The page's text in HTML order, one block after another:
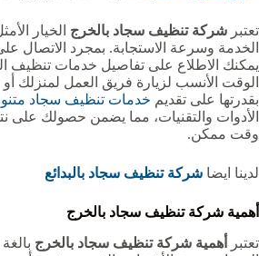
تعتبر شركة تنظيف سجاد بالخرج الخيار
الخدمة وسرعة الاستجابة. بمجرد الاتصال
يمكنك الاطلاع على تفاصيل خدمات تنظيف
الوقت الأنسب لزيارة فريق العمل لمنزلك
بقدرتها على تقديم خدمات تنظيف سجاد
الأدوات والتقنيات، مما يضمن حصولك على
وقت ممكن.
لدينا ايضا شركة تنظيف سجاد بالبدائع
أهمية شركة تنظيف سجاد بالخرج
تعتبر
أهمية شركة تنظيف سجاد بالخرج